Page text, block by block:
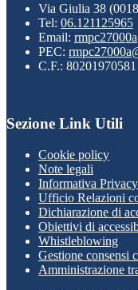
Via Giulia 38
Tel: 06.121125965
Email:
PEC:
C.F.: 80201970581
Sezione Link Utili
Cookie policy
Note legali
Informativa Privacy
Ufficio Relazioni
Dichiarazione di
Obiettivi di
Whistleblowing
Gestione consensi
Amministrazione